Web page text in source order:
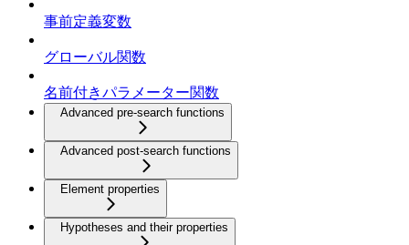
事前定義変数
グローバル関数
名前付きパラメーター関数
Advanced pre-search functions
Advanced post-search functions
Element properties
Hypotheses and their properties